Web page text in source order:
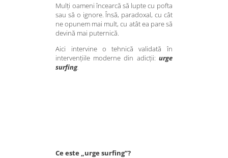
Mulți oameni încearcă să lupte cu pofta
sau să o ignore. Însă, paradoxal, cu cât
ne opunem mai mult, cu atât ea pare să
devină mai puternică.
Aici intervine o tehnică validată în
intervențiile moderne din adicții: urge
surfing.
Ce este „urge surfing”?